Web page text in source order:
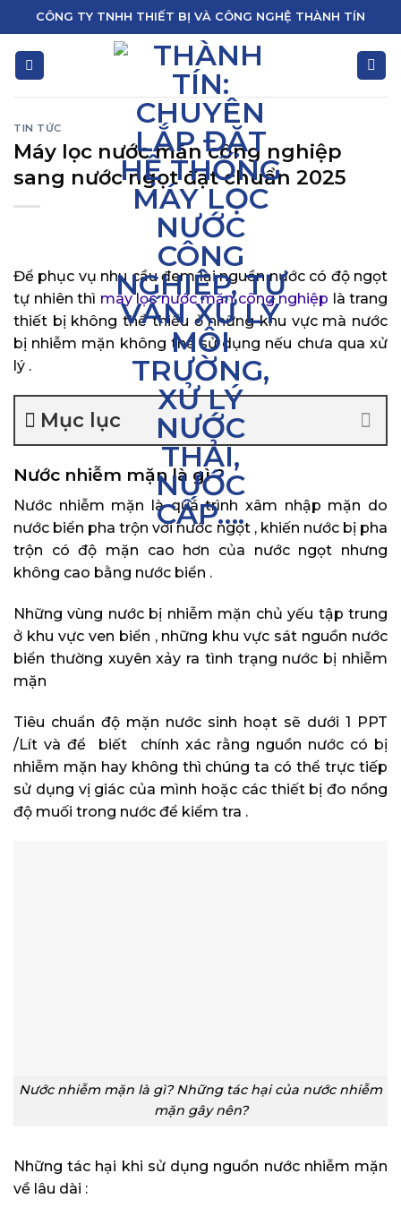
to
content
CÔNG TY TNHH THIẾT BỊ VÀ CÔNG NGHỆ THÀNH TÍN
TIN TỨC
Máy lọc nước mặn công nghiệp
sang nước ngọt đạt chuẩn 2025
Để phục vụ nhu cầu đem lại nguồn nước có độ ngọt
tự nhiên thì máy lọc nước mặn công nghiệp là trang
thiết bị không thể thiếu ở những khu vực mà nước
bị nhiễm mặn không thể sử dụng nếu chưa qua xử
lý .
Mục lục
Nước nhiễm mặn là gì ?
Nước nhiễm mặn là quá trình xâm nhập mặn do
nước biển pha trộn với nước ngọt , khiến nước bị pha
trộn có độ mặn cao hơn của nước ngọt nhưng
không cao bằng nước biển .
Những vùng nước bị nhiễm mặn chủ yếu tập trung
ở khu vực ven biển , những khu vực sát nguồn nước
biển thường xuyên xảy ra tình trạng nước bị nhiễm
mặn
Tiêu chuẩn độ mặn nước sinh hoạt sẽ dưới 1 PPT
/Lít và để biết chính xác rằng nguồn nước có bị
nhiễm mặn hay không thì chúng ta có thể trực tiếp
sử dụng vị giác của mình hoặc các thiết bị đo nồng
độ muối trong nước để kiểm tra .
Nước nhiễm mặn là gì? Những tác hại của nước nhiễm
mặn gây nên?
Những tác hại khi sử dụng nguồn nước nhiễm mặn
về lâu dài :